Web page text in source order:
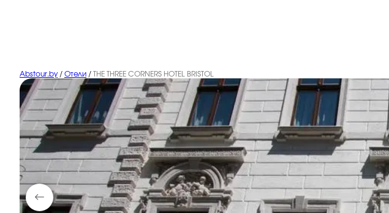
Abstour.by / Отели / THE THREE CORNERS HOTEL BRISTOL